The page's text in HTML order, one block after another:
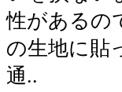
性があるの
の生地に貼
通..